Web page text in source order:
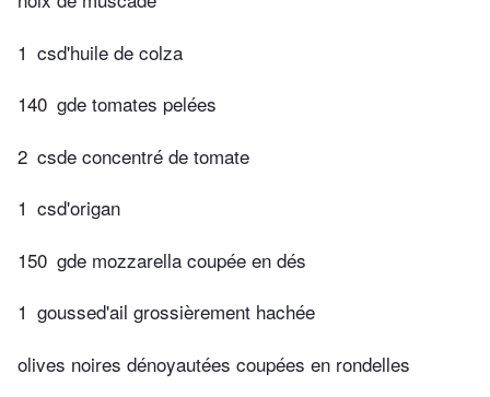
1 csd'huile de colza
140 gde tomates pelées
2 csde concentré de tomate
1 csd'origan
150 gde mozzarella coupée en dés
1 goussed'ail grossièrement hachée
olives noires dénoyautées coupées en rondelles